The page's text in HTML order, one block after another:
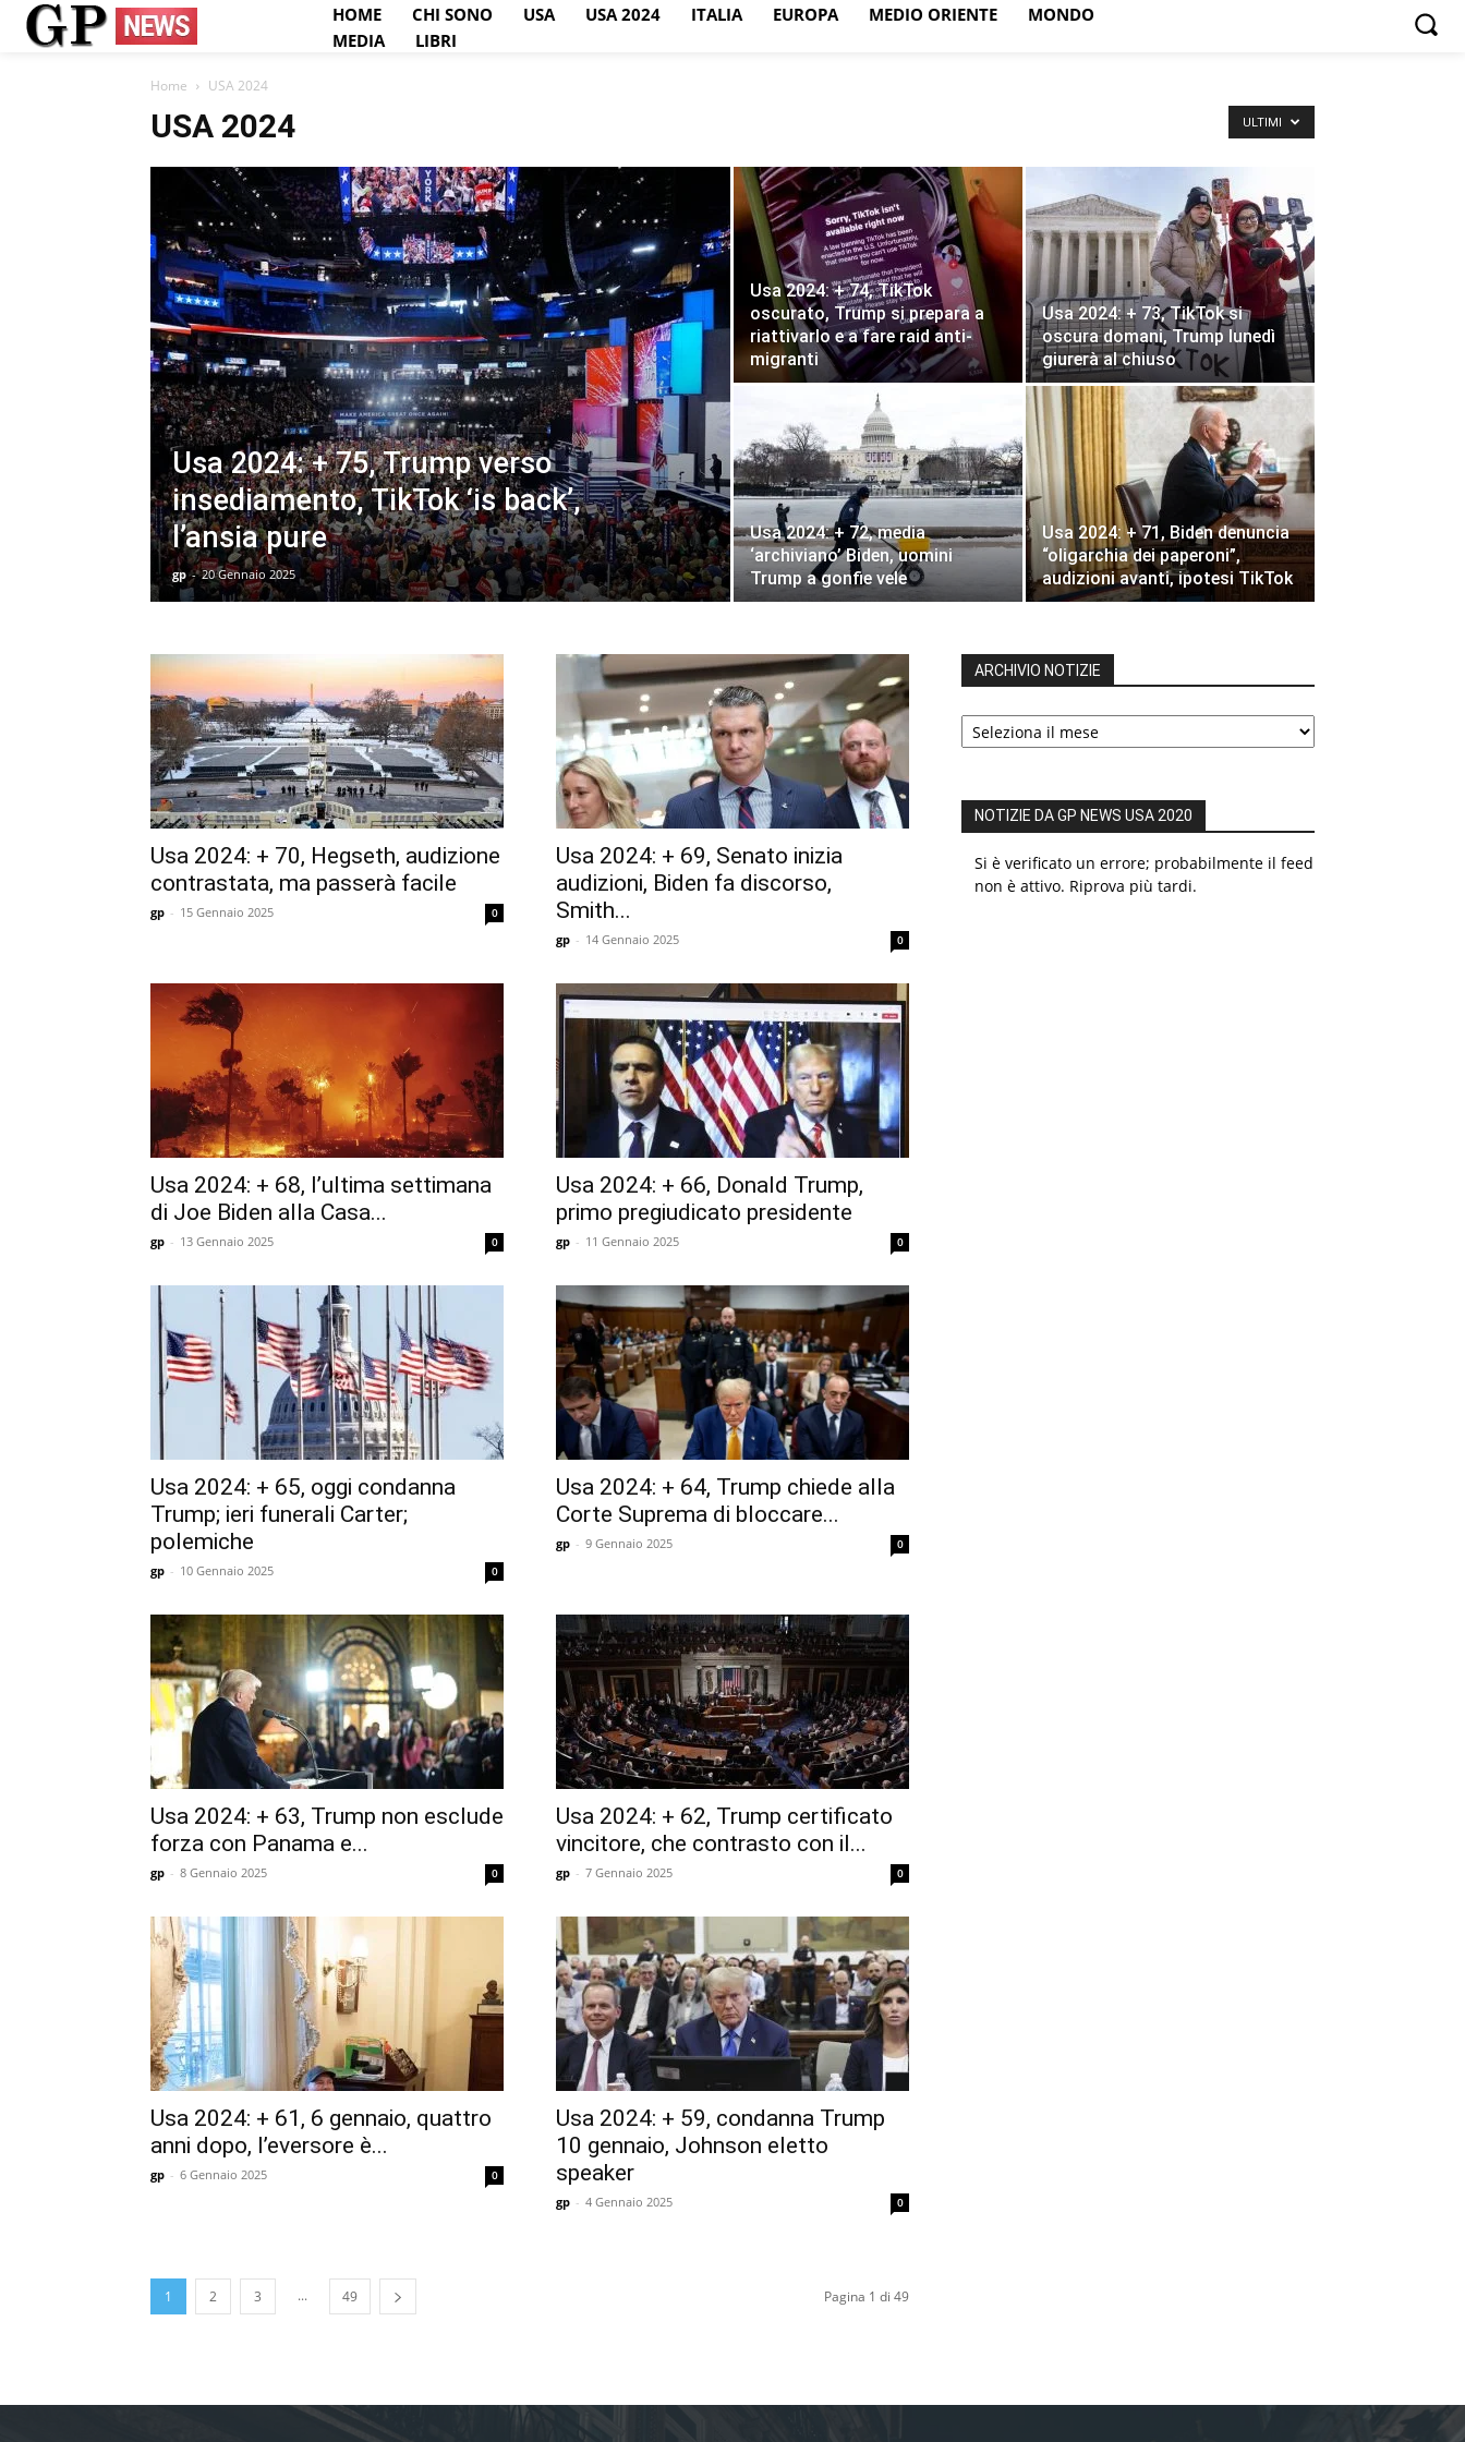
HOME CHI SONO USA USA 2024 ITALIA EUROPA MEDIO ORIENTE
MONDO
MEDIA
LIBRI
Home USA 2024
USA 2024 ULTIMI
Usa 2024: + 75, Trump verso
insediamento, TikTok ‘is back’,
l’ansia pure
gp - 20 Gennaio 2025
Usa 2024: + 74, TikTok
oscurato, Trump si prepara a
riattivarlo e a fare raid anti-
migranti
Usa 2024: + 73, TikTok si
oscura domani, Trump lunedì
giurerà al chiuso
Usa 2024: + 72, media
‘archiviano’ Biden, uomini
Trump a gonfie vele
Usa 2024: + 71, Biden denuncia
“oligarchia dei paperoni”,
audizioni avanti, ipotesi TikTok
Usa 2024: + 70, Hegseth, audizione
contrastata, ma passerà facile
gp - 15 Gennaio 2025 0
Usa 2024: + 69, Senato inizia
audizioni, Biden fa discorso,
Smith...
gp - 14 Gennaio 2025 0
Usa 2024: + 68, l’ultima settimana
di Joe Biden alla Casa...
gp - 13 Gennaio 2025 0
Usa 2024: + 66, Donald Trump,
primo pregiudicato presidente
gp - 11 Gennaio 2025 0
Usa 2024: + 65, oggi condanna
Trump; ieri funerali Carter;
polemiche
gp - 10 Gennaio 2025 0
Usa 2024: + 64, Trump chiede alla
Corte Suprema di bloccare...
gp - 9 Gennaio 2025 0
Usa 2024: + 63, Trump non esclude
forza con Panama e...
gp - 8 Gennaio 2025 0
Usa 2024: + 62, Trump certificato
vincitore, che contrasto con il...
gp - 7 Gennaio 2025 0
Usa 2024: + 61, 6 gennaio, quattro
anni dopo, l’eversore è...
gp - 6 Gennaio 2025 0
Usa 2024: + 59, condanna Trump
10 gennaio, Johnson eletto
speaker
gp - 4 Gennaio 2025 0
1 2 3 ... 49 Pagina 1 di 49
ARCHIVIO NOTIZIE
ARCHIVIO
NOTIZIE
NOTIZIE DA GP NEWS USA 2020
Si è verificato un errore; probabilmente il feed
non è attivo. Riprova più tardi.